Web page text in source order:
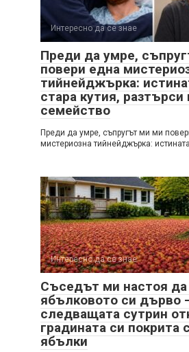
Интересно да се знае
Преди да умре,
повери една
тийнейджърка:
стара кутия,
семейство
Преди да умре, съпругът ми ми
мистериозна тийнейджърка:
Интересно да се знае
Съседът ми настоя да
ябълковото си дърво
следващата сутрин
градината си покрита
ябълки